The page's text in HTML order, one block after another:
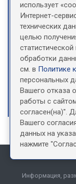
Свяжитесь с
стоимость и
Информация,
использует
Интернет-
технических
целью
обработки
см. в Политике
персональных
Вашего отказа
работы с
согласен(на)".
Вашего
данных на
нажмите